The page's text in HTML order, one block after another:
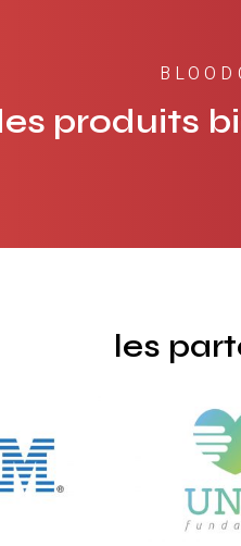
produits
les